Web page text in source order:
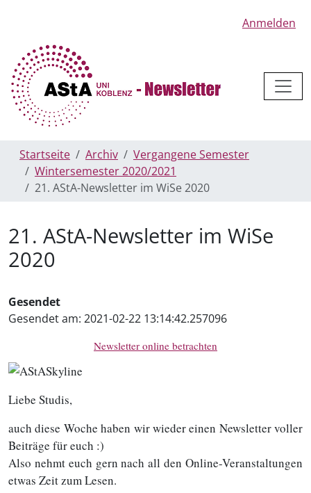
Anmelden
Startseite Archiv
Vergangene Semester
Wintersemester 2020/2021
21. AStA-Newsletter im WiSe 2020
21. AStA-Newsletter im WiSe
2020
Gesendet
Gesendet am: 2021-02-22 13:14:42.257096
Newsletter online betrachten
Liebe Studis,
auch diese Woche haben wir wieder einen Newsletter voller
Beiträge für euch :)
Also nehmt euch gern nach all den Online-Veranstaltungen
etwas Zeit zum Lesen.